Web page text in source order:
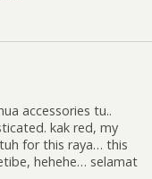
accessories tu..
kak red, my
for this raya… this
hehehe… selamat